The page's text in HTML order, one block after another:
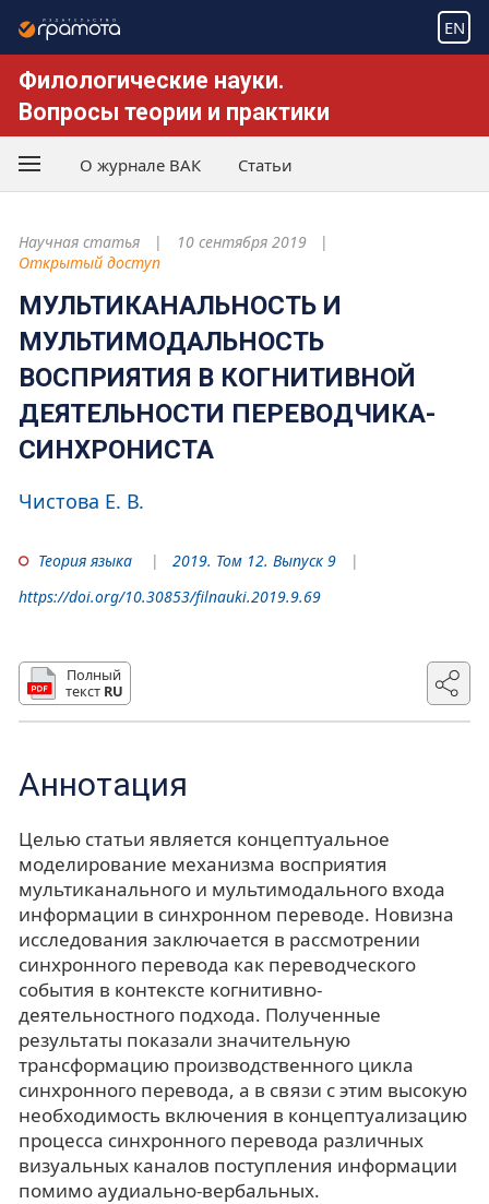
EN
Филологические науки.
Вопросы теории и практики
О журнале ВАК Статьи
Научная статья
10 сентября 2019
Открытый доступ
МУЛЬТИКАНАЛЬНОСТЬ И
МУЛЬТИМОДАЛЬНОСТЬ
ВОСПРИЯТИЯ В КОГНИТИВНОЙ
ДЕЯТЕЛЬНОСТИ ПЕРЕВОДЧИКА-
СИНХРОНИСТА
Чистова Е. В.
Теория языка
2019. Том 12. Выпуск 9
https://doi.org/10.30853/filnauki.2019.9.69
Полный
текст RU
Аннотация
Целью статьи является концептуальное
моделирование механизма восприятия
мультиканального и мультимодального входа
информации в синхронном переводе. Новизна
исследования заключается в рассмотрении
синхронного перевода как переводческого
события в контексте когнитивно-
деятельностного подхода. Полученные
результаты показали значительную
трансформацию производственного цикла
синхронного перевода, а в связи с этим высокую
необходимость включения в концептуализацию
процесса синхронного перевода различных
визуальных каналов поступления информации
помимо аудиально-вербальных.